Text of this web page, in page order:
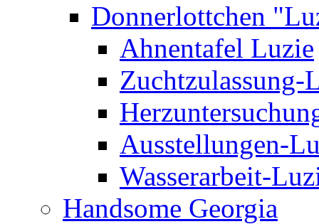
Donnerlottchen
Ahnentafel Luzie
Zuchtzulassung-
Ausstellungen-
Wasserarbeit-
Handsome Georgia